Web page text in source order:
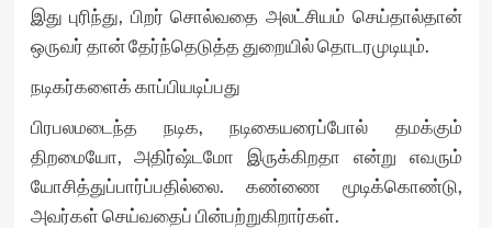
இது புரிந்து, பிறர் சொல்வதை அலட்சியம் செய்தால்தான்
ஒருவர் தான் தேர்ந்தெடுத்த துறையில் தொடரமுடியும்.
நடிகர்களைக் காப்பியடிப்பது
பிரபலமடைந்த நடிக, நடிகையரைப்போல் தமக்கும்
திறமையோ, அதிர்ஷ்டமோ இருக்கிறதா என்று எவரும்
யோசித்துப்பார்ப்பதில்லை. கண்ணை மூடிக்கொண்டு,
அவர்கள் செய்வதைப் பின்பற்றுகிறார்கள்.